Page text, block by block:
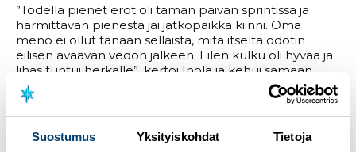
Suostumus Yksityiskohdat Tietoja
”Todella pienet erot oli tämän päivän sprintissä ja
harmittavan pienestä jäi jatkopaikka kiinni. Oma
meno ei ollut tänään sellaista, mitä itseltä odotin
eilisen avaavan vedon jälkeen. Eilen kulku oli hyvää ja
lihas tuntui herkälle”, kertoi Inola ja kehui samaan
aikaan suksia kiitellen huoltaja
Raimo Uusi-
Autin
Inolan vahvuudet eivät näkyneet päivän hiihdossa.